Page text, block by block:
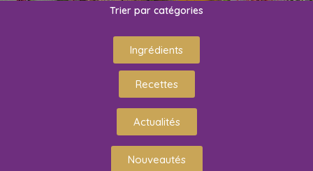
Trier par catégories
Ingrédients
Recettes
Actualités
Nouveautés